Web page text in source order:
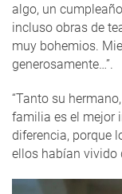
algo, un
incluso obras de
muy bohemios.
generosamente…”.
“Tanto su
familia es el mejor
diferencia, porque
ellos habían vivido